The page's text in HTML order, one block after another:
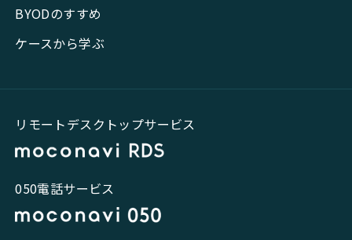
BYODのすすめ
ケースから学ぶ
リモートデスクトップサービス
050電話サービス